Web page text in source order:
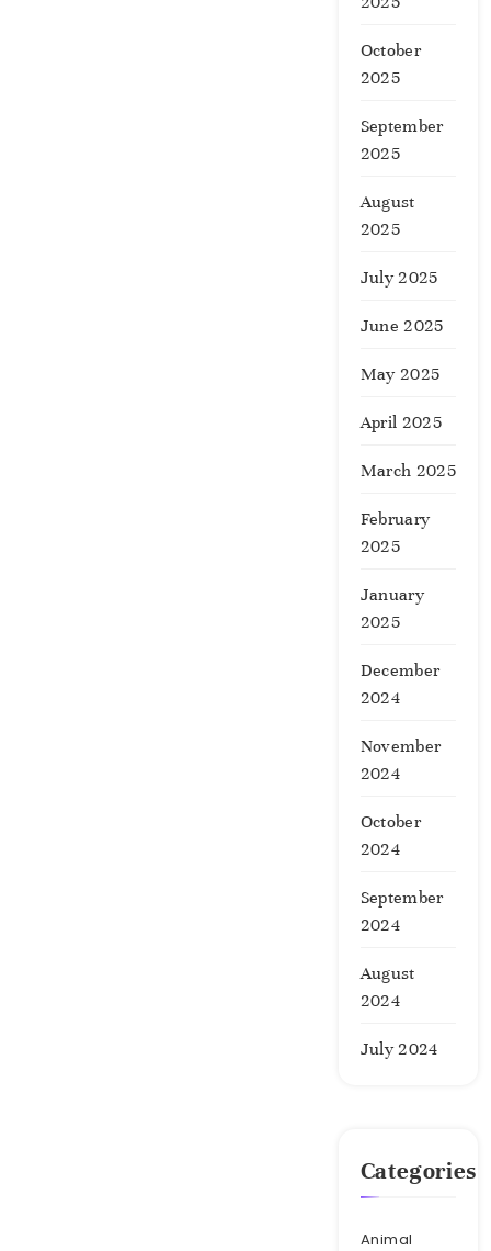
October
2025
September
2025
August
2025
July 2025
June 2025
May 2025
April 2025
March 2025
February
2025
January
2025
December
2024
November
2024
October
2024
September
2024
August
2024
July 2024
Categories
Animal